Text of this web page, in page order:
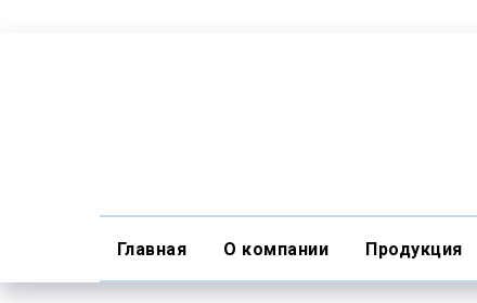
Главная О компании Продукция